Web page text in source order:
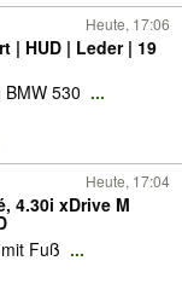
Heute, 17:06
| HUD | Leder | 19
530 ...
Heute, 17:04
4.30i xDrive M
Fuß ...